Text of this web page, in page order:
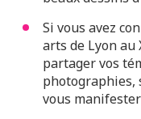
Si vous avez
arts de Lyon au
partager vos
photographies,
vous